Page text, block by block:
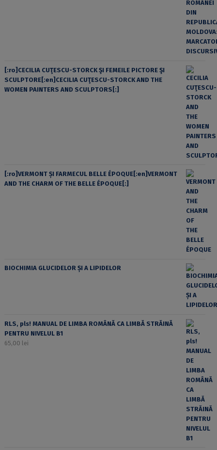
[:ro]CECILIA CUŢESCU-STORCK ŞI FEMEILE PICTORE ŞI
SCULPTORE[:en]CECILIA CUŢESCU-STORCK AND THE
WOMEN PAINTERS AND SCULPTORS[:]
[:ro]VERMONT ȘI FARMECUL BELLE ÉPOQUE[:en]VERMONT
AND THE CHARM OF THE BELLE ÉPOQUE[:]
BIOCHIMIA GLUCIDELOR ȘI A LIPIDELOR
RLS, pls! MANUAL DE LIMBA ROMÂNĂ CA LIMBĂ STRĂINĂ
PENTRU NIVELUL B1
65,00 lei